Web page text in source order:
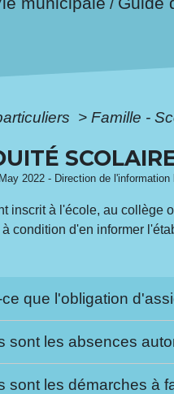
/
> Famille -
2022 - Direction de
inscrit à l'école, au collège
condition d'en informer
que l'obligation
sont les absences
sont les démarches à